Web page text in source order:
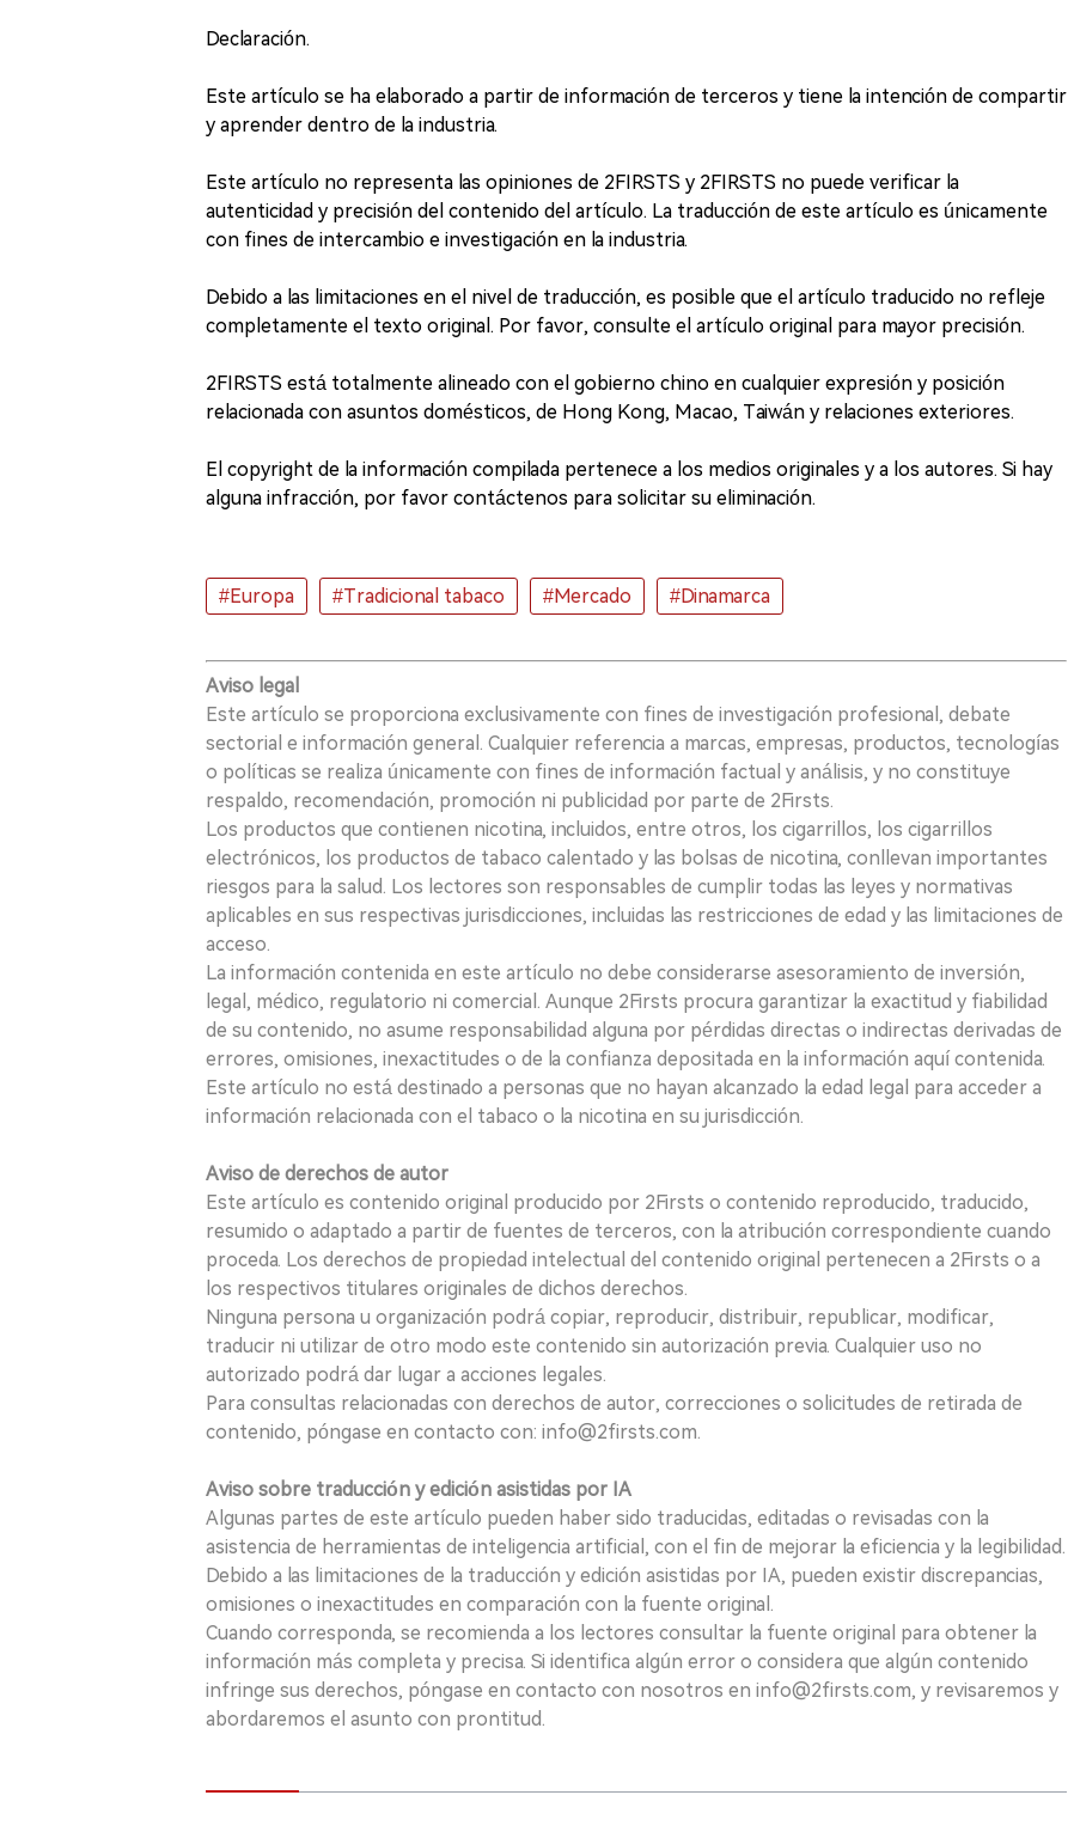
Declaración.
Este artículo se ha elaborado a partir de información de terceros y tiene la intención de compartir
y aprender dentro de la industria.
Este artículo no representa las opiniones de 2FIRSTS y 2FIRSTS no puede verificar la
autenticidad y precisión del contenido del artículo. La traducción de este artículo es únicamente
con fines de intercambio e investigación en la industria.
Debido a las limitaciones en el nivel de traducción, es posible que el artículo traducido no refleje
completamente el texto original. Por favor, consulte el artículo original para mayor precisión.
2FIRSTS está totalmente alineado con el gobierno chino en cualquier expresión y posición
relacionada con asuntos domésticos, de Hong Kong, Macao, Taiwán y relaciones exteriores.
El copyright de la información compilada pertenece a los medios originales y a los autores. Si hay
alguna infracción, por favor contáctenos para solicitar su eliminación.
#Europa #Tradicional tabaco #Mercado #Dinamarca
Aviso legal
Este artículo se proporciona exclusivamente con fines de investigación profesional, debate
sectorial e información general. Cualquier referencia a marcas, empresas, productos, tecnologías
o políticas se realiza únicamente con fines de información factual y análisis, y no constituye
respaldo, recomendación, promoción ni publicidad por parte de 2Firsts.
Los productos que contienen nicotina, incluidos, entre otros, los cigarrillos, los cigarrillos
electrónicos, los productos de tabaco calentado y las bolsas de nicotina, conllevan importantes
riesgos para la salud. Los lectores son responsables de cumplir todas las leyes y normativas
aplicables en sus respectivas jurisdicciones, incluidas las restricciones de edad y las limitaciones de
acceso.
La información contenida en este artículo no debe considerarse asesoramiento de inversión,
legal, médico, regulatorio ni comercial. Aunque 2Firsts procura garantizar la exactitud y fiabilidad
de su contenido, no asume responsabilidad alguna por pérdidas directas o indirectas derivadas de
errores, omisiones, inexactitudes o de la confianza depositada en la información aquí contenida.
Este artículo no está destinado a personas que no hayan alcanzado la edad legal para acceder a
información relacionada con el tabaco o la nicotina en su jurisdicción.
Aviso de derechos de autor
Este artículo es contenido original producido por 2Firsts o contenido reproducido, traducido,
resumido o adaptado a partir de fuentes de terceros, con la atribución correspondiente cuando
proceda. Los derechos de propiedad intelectual del contenido original pertenecen a 2Firsts o a
los respectivos titulares originales de dichos derechos.
Ninguna persona u organización podrá copiar, reproducir, distribuir, republicar, modificar,
traducir ni utilizar de otro modo este contenido sin autorización previa. Cualquier uso no
autorizado podrá dar lugar a acciones legales.
Para consultas relacionadas con derechos de autor, correcciones o solicitudes de retirada de
contenido, póngase en contacto con: info@2firsts.com.
Aviso sobre traducción y edición asistidas por IA
Algunas partes de este artículo pueden haber sido traducidas, editadas o revisadas con la
asistencia de herramientas de inteligencia artificial, con el fin de mejorar la eficiencia y la legibilidad.
Debido a las limitaciones de la traducción y edición asistidas por IA, pueden existir discrepancias,
omisiones o inexactitudes en comparación con la fuente original.
Cuando corresponda, se recomienda a los lectores consultar la fuente original para obtener la
información más completa y precisa. Si identifica algún error o considera que algún contenido
infringe sus derechos, póngase en contacto con nosotros en info@2firsts.com, y revisaremos y
abordaremos el asunto con prontitud.